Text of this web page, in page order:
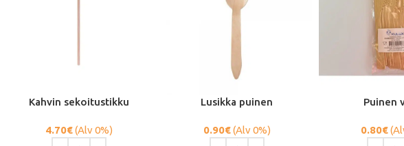
Kahvin sekoitustikku
4.70€(Alv 0%)
Lusikka puinen
0.90€(Alv 0%)
Puinen
0.80€